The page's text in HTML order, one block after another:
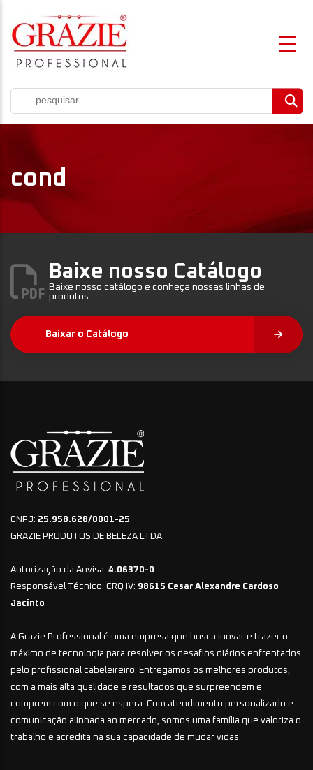
cond
Baixe nosso Catálogo
Baixe nosso catálogo e conheça nossas linhas de
produtos.
Baixar o Catálogo
CNPJ: 25.958.628/0001-25
GRAZIE PRODUTOS DE BELEZA LTDA.
Autorização da Anvisa: 4.06370-0
Responsável Técnico: CRQ IV: 98615 Cesar Alexandre Cardoso
Jacinto
A Grazie Professional é uma empresa que busca inovar e trazer o
máximo de tecnologia para resolver os desafios diários enfrentados
pelo profissional cabeleireiro. Entregamos os melhores produtos,
com a mais alta qualidade e resultados que surpreendem e
cumprem com o que se espera. Com atendimento personalizado e
comunicação alinhada ao mercado, somos uma família que valoriza o
trabalho e acredita na sua capacidade de mudar vidas.